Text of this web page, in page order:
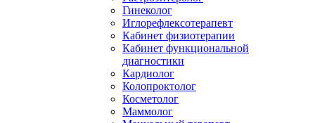
Гинеколог
Иглорефлексотерапевт
Кабинет физиотерапии
Кабинет функциональной
диагностики
Кардиолог
Колопроктолог
Косметолог
Маммолог